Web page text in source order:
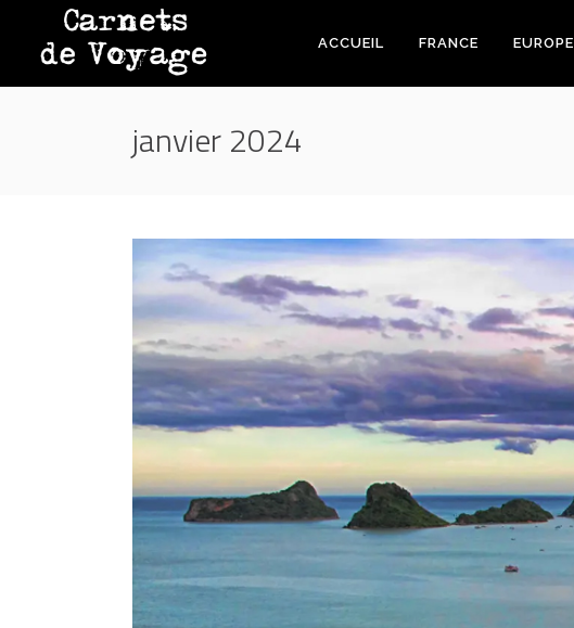
ACCUEIL FRANCE EUROPE
janvier 2024